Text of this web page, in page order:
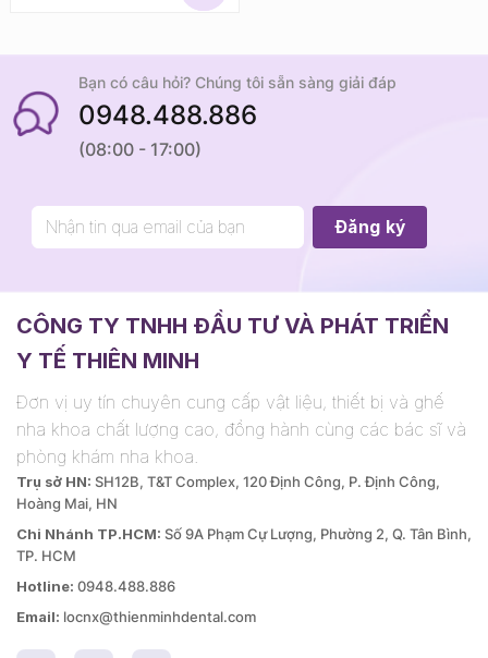
Bạn có câu hỏi? Chúng tôi sẵn sàng giải đáp
0948.488.886
(08:00 - 17:00)
CÔNG TY TNHH ĐẦU TƯ VÀ PHÁT TRIỂN
Y TẾ THIÊN MINH
Đơn vị uy tín chuyên cung cấp vật liệu, thiết bị và ghế
nha khoa chất lượng cao, đồng hành cùng các bác sĩ và
phòng khám nha khoa.
Trụ sở HN: SH12B, T&T Complex, 120 Định Công, P. Định Công,
Hoàng Mai, HN
Chi Nhánh TP.HCM: Số 9A Phạm Cự Lượng, Phường 2, Q. Tân Bình,
TP. HCM
Hotline: 0948.488.886
Email: locnx@thienminhdental.com